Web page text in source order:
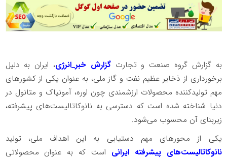
به گزارش گروه صنعت و تجارتگزارش خبر_انرژی، ایران به دلیل
برخورداری از ذخایر عظیم نفت و گاز ملی، به عنوان یکی از کشورهای
مهم تولیدکننده محصولات ارزشمندی چون اوره، آمونیاک و متانول در
دنیا شناخته شده است که دسترسی به نانوکاتالیست‌های پیشرفته،
زیربنای آن محسوب می‌شود.
یکی از محورهای مهم دستیابی به این اهداف ملی، تولید
نانوکاتالیست‌های پیشرفته ایرانی است که به عنوان محصولاتی